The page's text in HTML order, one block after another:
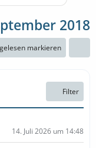
2018
markieren
Filter
14. Juli 2026 um 14:48